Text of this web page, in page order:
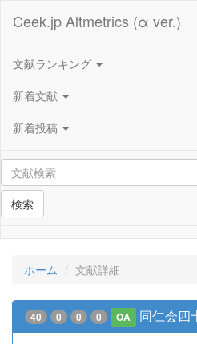
Ceek.jp Altmetrics (α ver.)
文献ランキング
新着文献
新着投稿
検索
ホーム 文献詳細
40 0 0 0 OA 同仁会四